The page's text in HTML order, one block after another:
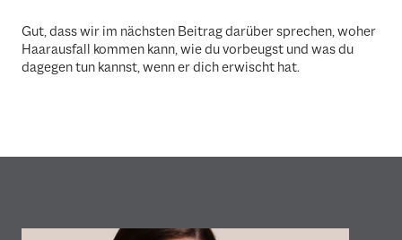
Gut, dass wir im nächsten Beitrag darüber sprechen, woher
Haarausfall kommen kann, wie du vorbeugst und was du
dagegen tun kannst, wenn er dich erwischt hat.